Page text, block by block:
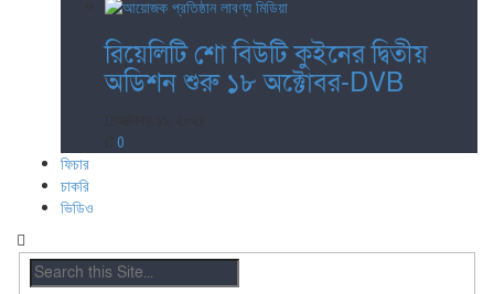
রিয়েলিটি শো বিউটি কুইনের দ্বিতীয়
অডিশন শুরু ১৮ অক্টোবর-DVB
0
ফিচার
চাকরি
ভিডিও